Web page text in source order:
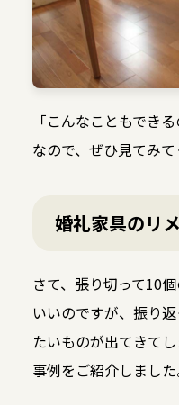
「こんなこともでき
なので、ぜひ見てみ
婚礼家具のリ
さて、張り切って10
いいのですが、振り
たいものが出てきて
事例をご紹介しました